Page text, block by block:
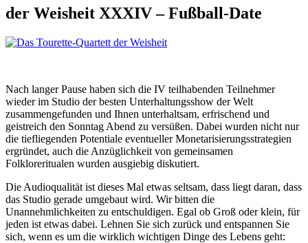
der Weisheit XXXIV – Fußball-Date
Nach langer Pause haben sich die IV teilhabenden Teilnehmer
wieder im Studio der besten Unterhaltungsshow der Welt
zusammengefunden und Ihnen unterhaltsam, erfrischend und
geistreich den Sonntag Abend zu versüßen. Dabei wurden nicht nur
die tiefliegenden Potentiale eventueller Monetarisierungsstrategien
ergründet, auch die Anzüglichkeit von gemeinsamen
Folkloreritualen wurden ausgiebig diskutiert.
Die Audioqualität ist dieses Mal etwas seltsam, dass liegt daran, dass
das Studio gerade umgebaut wird. Wir bitten die
Unannehmlichkeiten zu entschuldigen. Egal ob Groß oder klein, für
jeden ist etwas dabei. Lehnen Sie sich zurück und entspannen Sie
sich, wenn es um die wirklich wichtigen Dinge des Lebens geht: